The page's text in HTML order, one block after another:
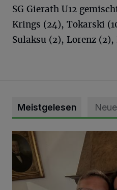
SG Gierath U12
Krings (24), Tokarski
Sulaksu (2), Lorenz
Meistgelesen
„Loss dir nix jefalle“ in 7